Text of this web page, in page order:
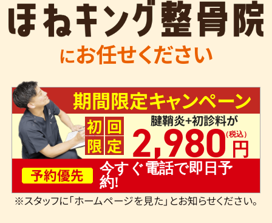
にお任せください
期間限定キャンペーン
初 回
限 定
腱鞘炎+初診料が
2,980
予約優先
今すぐ電話で即日予
約!
※スタッフに「ホームページを見た」とお知らせください。